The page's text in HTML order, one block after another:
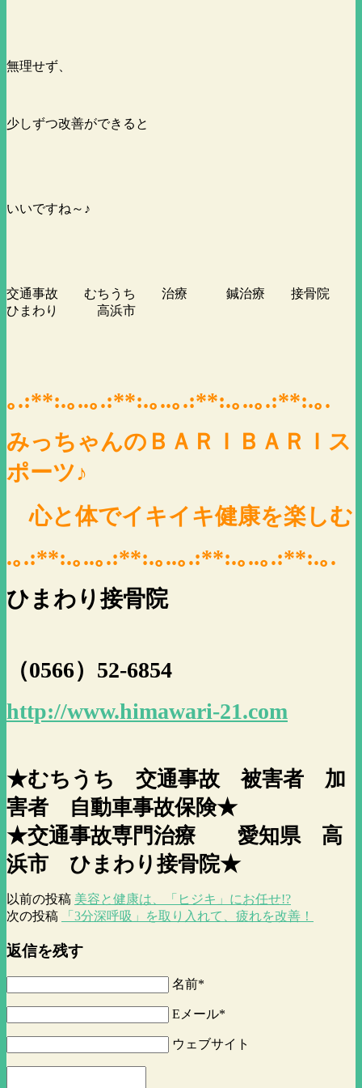
無理せず、
少しずつ改善ができると
いいですね～♪
交通事故 むちうち 治療 鍼治療 接骨院
ひまわり 高浜市
｡.:**:.｡..｡.:**:.｡..｡.:**:.｡..｡.:**:.｡.
みっちゃんのＢＡＲＩＢＡＲＩス
ポーツ♪
心と体でイキイキ健康を楽しむ
.｡.:**:.｡..｡.:**:.｡..｡.:**:.｡..｡.:**:.｡.
ひまわり接骨院
（0566）52-6854
http://www.himawari-21.com
★むちうち 交通事故 被害者 加
害者 自動車事故保険★
★交通事故専門治療 愛知県 高
浜市 ひまわり接骨院★
以前の投稿 美容と健康は、「ヒジキ」にお任せ!?
次の投稿
「3分深呼吸」を取り入れて、疲れを改善！
返信を残す
名前*
Eメール*
ウェブサイト